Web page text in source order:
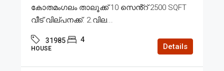
കോതമംഗലം താലൂക്ക് 10 സെൻ്റ് 2500 SQFT
വീട് വില്പനക്ക്. 2.വില...
31985 4
HOUSE Details